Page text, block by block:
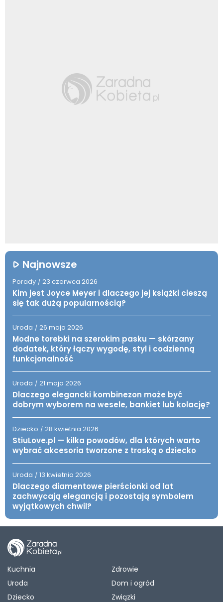
Najnowsze
Porady / 23 czerwca 2026
Kim jest Joyce Meyer i dlaczego jej książki cieszą
się tak dużą popularnością?
Uroda / 26 maja 2026
Modne torebki na szerokim pasku — skórzany
dodatek, który łączy wygodę, styl i codzienną
funkcjonalność
Uroda / 21 maja 2026
Dlaczego elegancki kombinezon może być
dobrym wyborem na wesele, bankiet lub kolację?
Dziecko / 28 kwietnia 2026
StiuLove.pl — kilka powodów, dla których warto
wybrać akcesoria tworzone z troską o dziecko
Uroda / 13 kwietnia 2026
Dlaczego diamentowe pierścionki od lat
zachwycają elegancją i pozostają symbolem
wyjątkowych chwil?
Kuchnia
Zdrowie
Uroda
Dom i ogród
Dziecko
Związki